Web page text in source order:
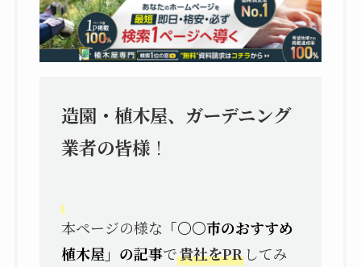
造園・植木屋、ガーデニング
業者の皆様！
本ページの様な 「〇〇市のおすすめ
植木屋」の記事で貴社をPRしてみ